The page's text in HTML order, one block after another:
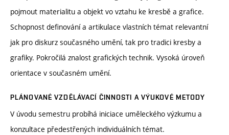
pojmout materialitu a objekt vo vztahu ke kresbě a grafice.
Schopnost definování a artikulace vlastních témat relevantní
jak pro diskurz současného umění, tak pro tradici kresby a
grafiky. Pokročilá znalost grafických technik. Vysoká úroveň
orientace v současném umění.
PLÁNOVANÉ VZDĚLÁVACÍ ČINNOSTI A VÝUKOVÉ METODY
V úvodu semestru probíhá iniciace uměleckého výzkumu a
konzultace předestřených individuálních témat.